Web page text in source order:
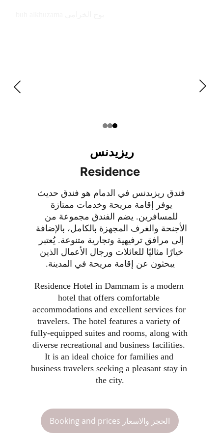
فندق ريزيدنس في الدمام هو فندق حديث
يوفر إقامة مريحة وخدمات ممتازة
للمسافرين. يضم الفندق مجموعة من
الأجنحة والغرف المجهزة بالكامل، بالإضافة
إلى مرافق ترفيهية وتجارية متنوعة. يُعتبر
خيارًا مثاليًا للعائلات ورجال الأعمال الذين
يبحثون عن إقامة مريحة في المدينة.
Residence Hotel in Dammam is a modern
hotel that offers comfortable
accommodations and excellent services for
travelers. The hotel features a variety of
fully-equipped suites and rooms, along with
diverse recreational and business facilities.
It is an ideal choice for families and
business travelers seeking a pleasant stay in
the city.
ريزيدنس
Residence
Booking and prices الحجز والاسعار